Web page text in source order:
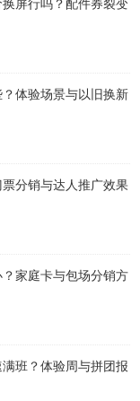
屏行吗？配件券裂变
体验场景与以旧换新
分销与达人推广效果
家庭卡与包场分销方
班？体验周与拼团报